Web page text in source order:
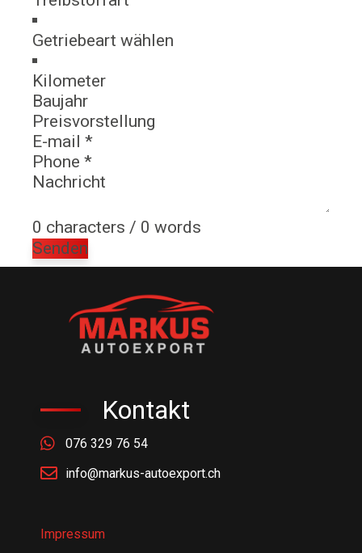
0 characters / 0 words
Senden
Kontakt
076 329 76 54
info@markus-autoexport.ch
Impressum